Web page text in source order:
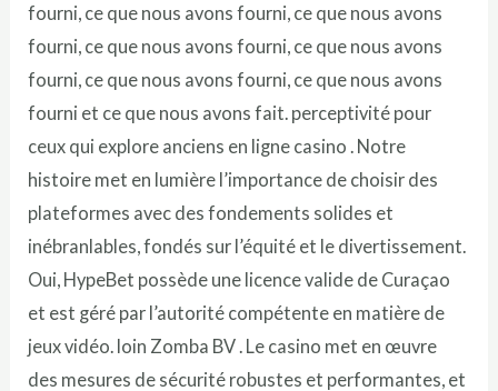
fourni, ce que nous avons fourni, ce que nous avons
fourni, ce que nous avons fourni, ce que nous avons
fourni, ce que nous avons fourni, ce que nous avons
fourni et ce que nous avons fait. perceptivité pour
ceux qui explore anciens en ligne casino . Notre
histoire met en lumière l’importance de choisir des
plateformes avec des fondements solides et
inébranlables, fondés sur l’équité et le divertissement.
Oui, HypeBet possède une licence valide de Curaçao
et est géré par l’autorité compétente en matière de
jeux vidéo. loin Zomba BV . Le casino met en œuvre
des mesures de sécurité robustes et performantes, et